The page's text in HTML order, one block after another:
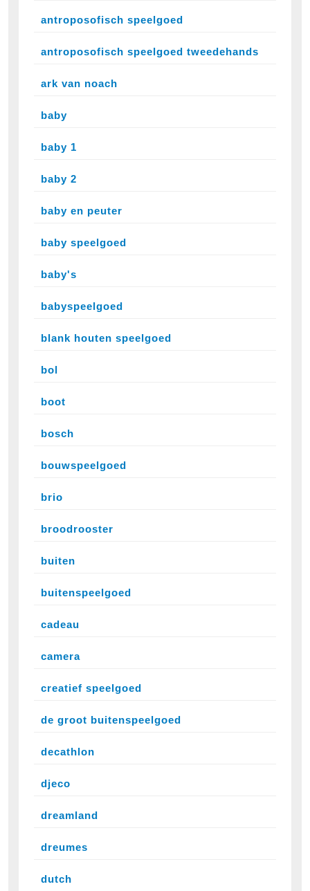
antroposofisch speelgoed
antroposofisch speelgoed tweedehands
ark van noach
baby
baby 1
baby 2
baby en peuter
baby speelgoed
baby's
babyspeelgoed
blank houten speelgoed
bol
boot
bosch
bouwspeelgoed
brio
broodrooster
buiten
buitenspeelgoed
cadeau
camera
creatief speelgoed
de groot buitenspeelgoed
decathlon
djeco
dreamland
dreumes
dutch